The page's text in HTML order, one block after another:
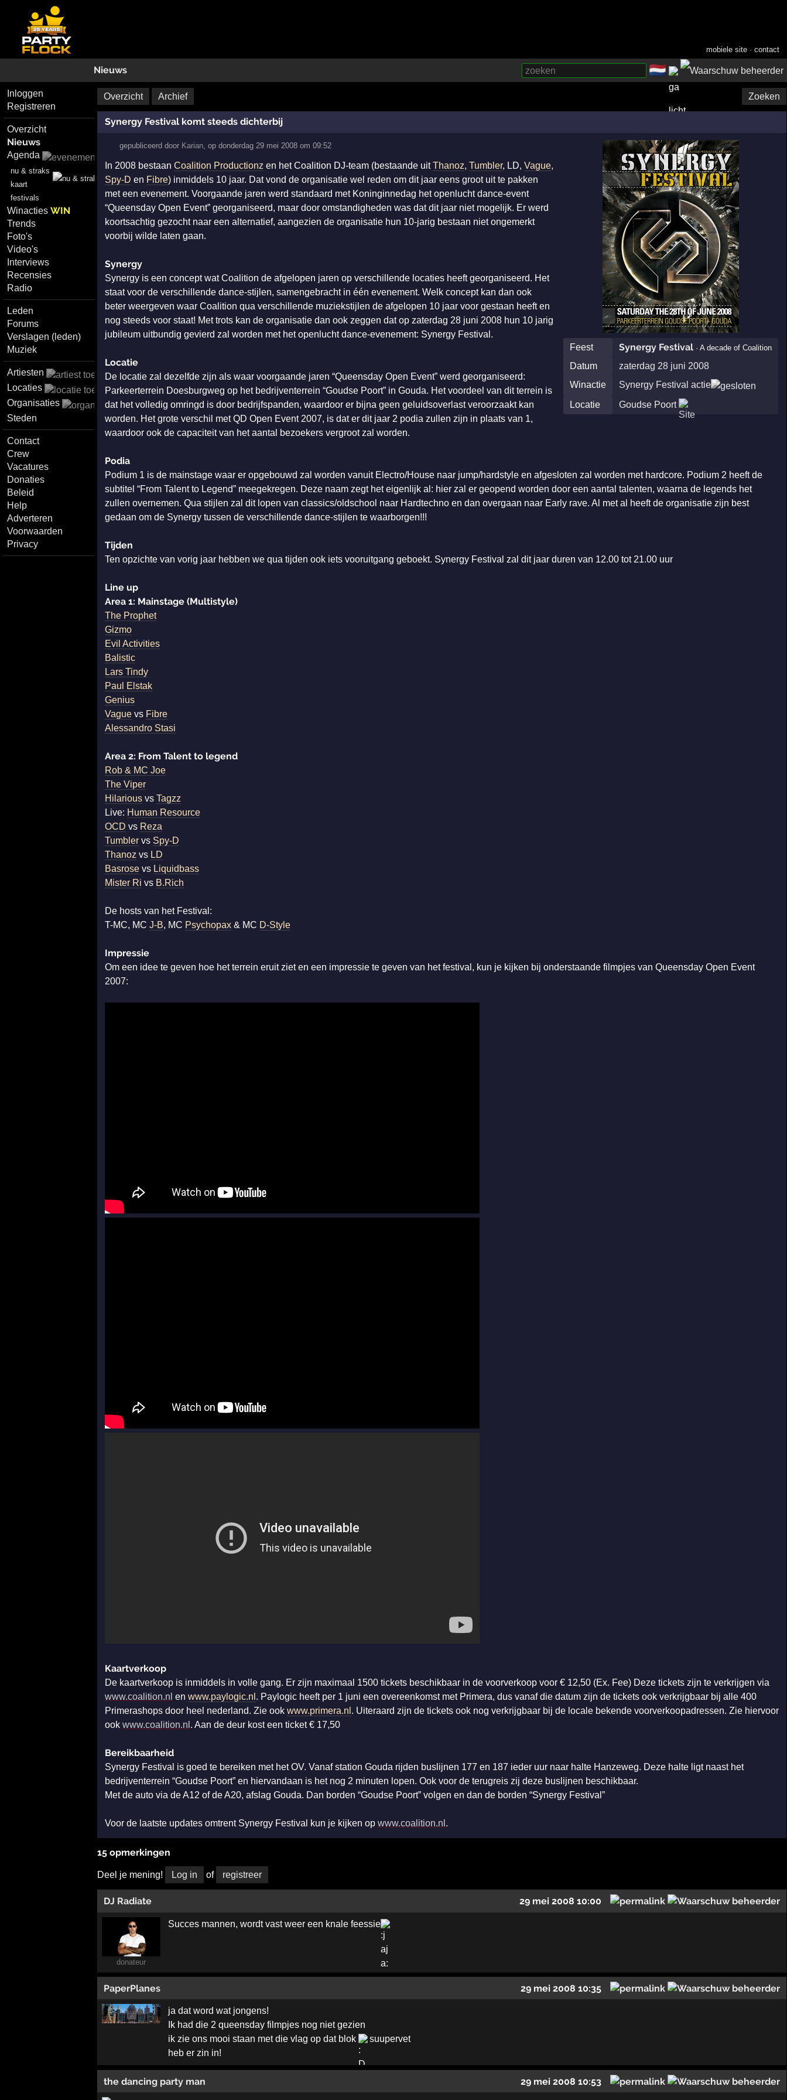
mobiele site ·contact
Nieuws 🇳🇱
Inloggen
Registreren
Overzicht
Nieuws
Agenda
nu & straks
kaart
festivals
WinactiesWIN
Trends
Foto's
Video's
Interviews
Recensies
Radio
Leden
Forums
Verslagen (leden)
Muziek
Artiesten
Locaties
Organisaties
Steden
Contact
Crew
Vacatures
Donaties
Beleid
Help
Adverteren
Voorwaarden
Privacy
Overzicht Archief Zoeken
Synergy Festival komt steeds dichterbij
gepubliceerd door Karian, opdonderdag 29 mei 2008 om 09:52
Feest Synergy Festival· A decade of Coalition
Datum
zaterdag 28 juni 2008
Winactie
Synergy Festival actie
Locatie
Goudse Poort
In 2008 bestaan Coalition Productionz en het Coalition DJ-team (bestaande uitThanoz, Tumbler, LD, Vague,
Spy-D en Fibre) inmiddels 10 jaar. Dat vond de organisatie wel reden om dit jaar eens groot uit te pakken
met een evenement. Voorgaande jaren werd standaard met Koninginnedag het openlucht dance-event
“Queensday Open Event” georganiseerd, maar door omstandigheden was dat dit jaar niet mogelijk. Er werd
koortsachtig gezocht naar een alternatief, aangezien de organisatie hun 10-jarig bestaan niet ongemerkt
voorbij wilde laten gaan.
Synergy
Synergy is een concept wat Coalition de afgelopen jaren op verschillende locaties heeft georganiseerd. Het
staat voor de verschillende dance-stijlen, samengebracht in één evenement. Welk concept kan dan ook
beter weergeven waar Coalition qua verschillende muziekstijlen de afgelopen 10 jaar voor gestaan heeft en
nog steeds voor staat! Met trots kan de organisatie dan ook zeggen dat op zaterdag 28 juni 2008 hun 10 jarig
jubileum uitbundig gevierd zal worden met het openlucht dance-evenement: Synergy Festival.
Locatie
De locatie zal dezelfde zijn als waar voorgaande jaren “Queensday Open Event” werd georganiseerd:
Parkeerterrein Doesburgweg op het bedrijventerrein “Goudse Poort” in Gouda. Het voordeel van dit terrein is
dat het volledig omringd is door bedrijfspanden, waardoor er bijna geen geluidsoverlast veroorzaakt kan
worden. Het grote verschil met QD Open Event 2007, is dat er dit jaar 2 podia zullen zijn in plaats van 1,
waardoor ook de capaciteit van het aantal bezoekers vergroot zal worden.
Podia
Podium 1 is de mainstage waar er opgebouwd zal worden vanuit Electro/House naar jump/hardstyle en afgesloten zal worden met hardcore. Podium 2 heeft de
subtitel “From Talent to Legend” meegekregen. Deze naam zegt het eigenlijk al: hier zal er geopend worden door een aantal talenten, waarna de legends het
zullen overnemen. Qua stijlen zal dit lopen van classics/oldschool naar Hardtechno en dan overgaan naar Early rave. Al met al heeft de organisatie zijn best
gedaan om de Synergy tussen de verschillende dance-stijlen te waarborgen!!!
Tijden
Ten opzichte van vorig jaar hebben we qua tijden ook iets vooruitgang geboekt. Synergy Festival zal dit jaar duren van 12.00 tot 21.00 uur
Line up
Area 1: Mainstage (Multistyle)
The Prophet
Gizmo
Evil Activities
Balistic
Lars Tindy
Paul Elstak
Genius
Vaguevs Fibre
Alessandro Stasi
Area 2: From Talent to legend
Rob & MC Joe
The Viper
Hilariousvs Tagzz
Live: Human Resource
OCD vs Reza
Tumblervs Spy-D
Thanoz vs LD
Basrosevs Liquidbass
Mister Ri vs B.Rich
De hosts van het Festival:
T-MC, MC J-B, MC Psychopax& MC D-Style
Impressie
Om een idee te geven hoe het terrein eruit ziet en een impressie te geven van het festival, kun je kijken bij onderstaande filmpjes van Queensday Open Event
2007:
Kaartverkoop
De kaartverkoop is inmiddels in volle gang. Er zijn maximaal 1500 tickets beschikbaar in de voorverkoop voor € 12,50 (Ex. Fee) Deze tickets zijn te verkrijgen via
www.coalition.nl en www.paylogic.nl . Paylogic heeft per 1 juni een overeenkomst met Primera, dus vanaf die datum zijn de tickets ook verkrijgbaar bij alle 400
Primerashops door heel nederland. Zie ook www.primera.nl . Uiteraard zijn de tickets ook nog verkrijgbaar bij de locale bekende voorverkoopadressen. Zie hiervoor
ook www.coalition.nl . Aan de deur kost een ticket € 17,50
Bereikbaarheid
Synergy Festival is goed te bereiken met het OV. Vanaf station Gouda rijden buslijnen 177 en 187 ieder uur naar halte Hanzeweg. Deze halte ligt naast het
bedrijventerrein “Goudse Poort” en hiervandaan is het nog 2 minuten lopen. Ook voor de terugreis zij deze buslijnen beschikbaar.
Met de auto via de A12 of de A20, afslag Gouda. Dan borden “Goudse Poort” volgen en dan de borden “Synergy Festival”
Voor de laatste updates omtrent Synergy Festival kun je kijken op www.coalition.nl .
15 opmerkingen
Deel je mening! Log in of registreer
DJ Radiate 29 mei 2008 10:00
donateur
Succes mannen, wordt vast weer een knale feessie
PaperPlanes 29 mei 2008 10:35
ja dat word wat jongens!
Ik had die 2 queensday filmpjes nog niet gezien
ik zie ons mooi staan met die vlag op dat blok
suupervet
heb er zin in!
the dancing party man 29 mei 2008 10:53